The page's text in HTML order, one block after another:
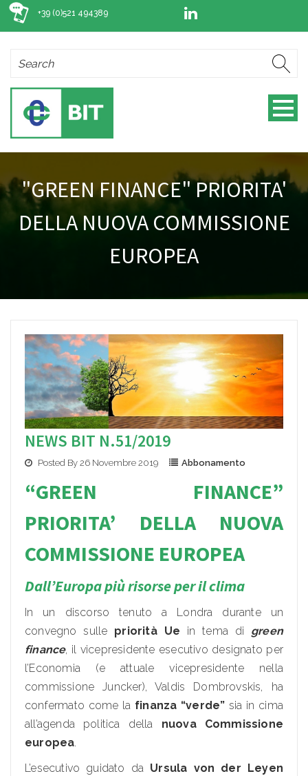
+39 (0)521 494389
"GREEN FINANCE" PRIORITA'
DELLA NUOVA COMMISSIONE
EUROPEA
NEWS BIT N.51/2019
Posted By 26 Novembre 2019 Abbonamento
“GREEN FINANCE”
PRIORITA’ DELLA NUOVA
COMMISSIONE EUROPEA
Dall’Europa più risorse per il clima
In un discorso tenuto a Londra durante un
convegno sulle priorità Ue in tema di green
finance, il vicepresidente esecutivo designato per
l’Economia (e attuale vicepresidente nella
commissione Juncker), Valdis Dombrovskis, ha
confermato come la finanza “verde” sia in cima
all’agenda politica della nuova Commissione
europea.
L’esecutivo guidato da Ursula von der Leyen